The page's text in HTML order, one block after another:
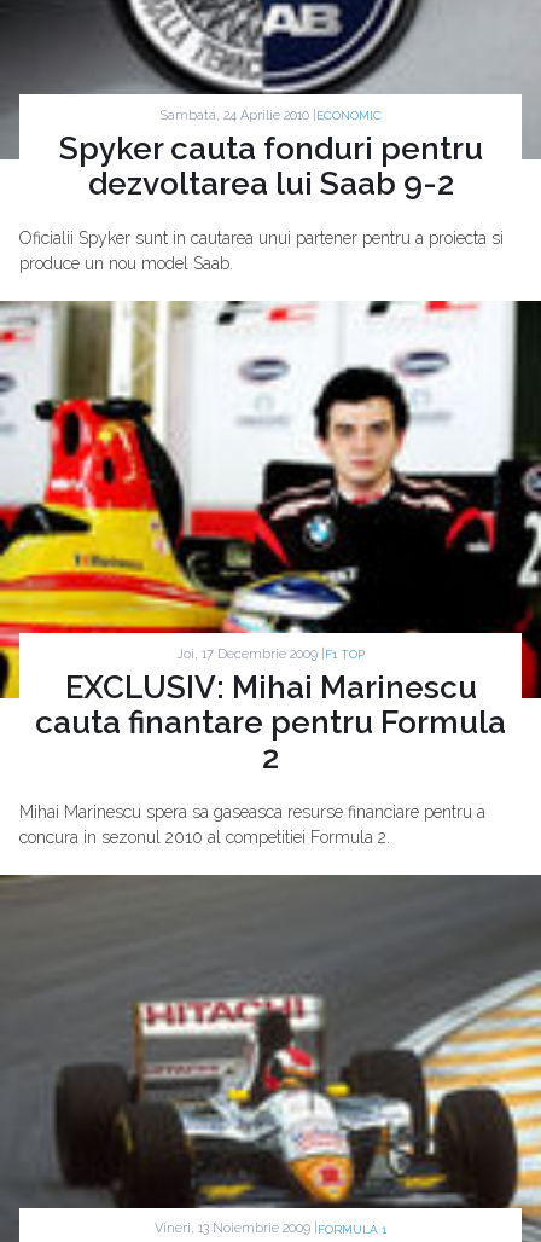
Sambata, 24 Aprilie 2010 | ECONOMIC
Spyker cauta fonduri pentru
dezvoltarea lui Saab 9-2
Oficialii Spyker sunt in cautarea unui partener pentru a proiecta si
produce un nou model Saab.
Joi, 17 Decembrie 2009 | F1 TOP
EXCLUSIV: Mihai Marinescu
cauta finantare pentru Formula
2
Mihai Marinescu spera sa gaseasca resurse financiare pentru a
concura in sezonul 2010 al competitiei Formula 2.
Vineri, 13 Noiembrie 2009 | FORMULA 1